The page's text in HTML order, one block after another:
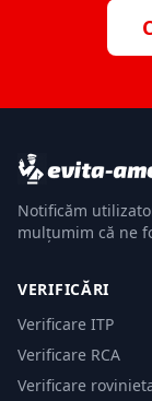
Notificăm
mulțumim că ne
VERIFICĂRI
Verificare ITP
Verificare RCA
Verificare